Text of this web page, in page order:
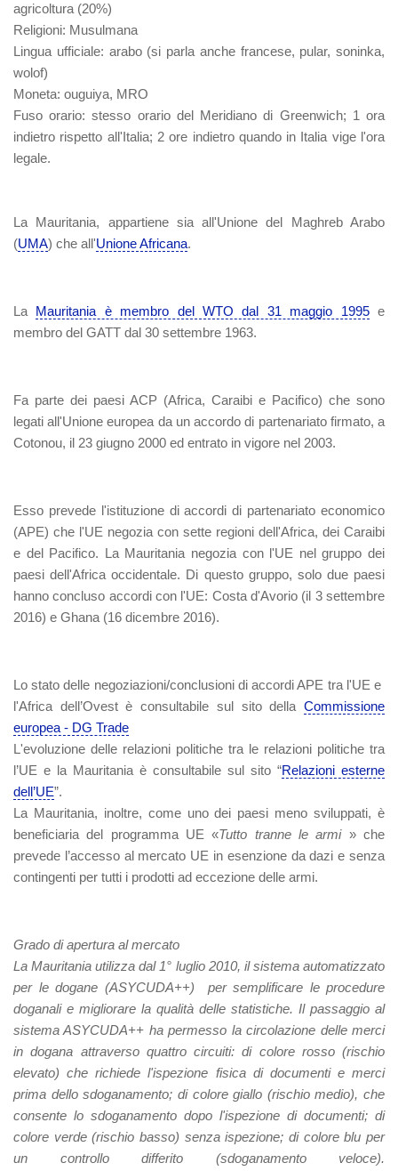
agricoltura (20%)
Religioni: Musulmana
Lingua ufficiale: arabo (si parla anche francese, pular, soninka,
wolof)
Moneta: ouguiya, MRO
Fuso orario: stesso orario del Meridiano di Greenwich; 1 ora
indietro rispetto all'Italia; 2 ore indietro quando in Italia vige l'ora
legale.
La Mauritania, appartiene sia all'Unione del Maghreb Arabo
(UMA) che all'Unione Africana.
La Mauritania è membro del WTO dal 31 maggio 1995e
membro del GATT dal 30 settembre 1963.
Fa parte dei paesi ACP (Africa, Caraibi e Pacifico) che sono
legati all'Unione europea da un accordo di partenariato firmato, a
Cotonou, il 23 giugno 2000 ed entrato in vigore nel 2003.
Esso prevede l'istituzione di accordi di partenariato economico
(APE) che l'UE negozia con sette regioni dell'Africa, dei Caraibi
e del Pacifico. La Mauritania negozia con l'UE nel gruppo dei
paesi dell'Africa occidentale. Di questo gruppo, solo due paesi
hanno concluso accordi con l'UE: Costa d'Avorio (il 3 settembre
2016) e Ghana (16 dicembre 2016).
Lo stato delle negoziazioni/conclusioni di accordi APE tra l'UE e
l'Africa dell’Ovest è consultabile sul sito della Commissione
europea - DG Trade
L'evoluzione delle relazioni politiche tra le relazioni politiche tra
l’UE e la Mauritania è consultabile sul sito “Relazioni esterne
dell’UE”.
La Mauritania, inoltre, come uno dei paesi meno sviluppati, è
beneficiaria del programma UE «Tutto tranne le armi» che
prevede l’accesso al mercato UE in esenzione da dazi e senza
contingenti per tutti i prodotti ad eccezione delle armi.
Grado di apertura al mercato
La Mauritania utilizza dal 1° luglio 2010, il sistema automatizzato
per le dogane (ASYCUDA++)
per semplificare le procedure
doganali e migliorare la qualità delle statistiche. Il passaggio al
sistema ASYCUDA++ ha permesso la circolazione delle merci
in dogana attraverso quattro circuiti: di colore rosso (rischio
elevato) che richiede l'ispezione fisica di documenti e merci
prima dello sdoganamento; di colore giallo (rischio medio), che
consente lo sdoganamento dopo l'ispezione di documenti; di
colore verde (rischio basso) senza ispezione; di colore blu per
un controllo differito (sdoganamento veloce).